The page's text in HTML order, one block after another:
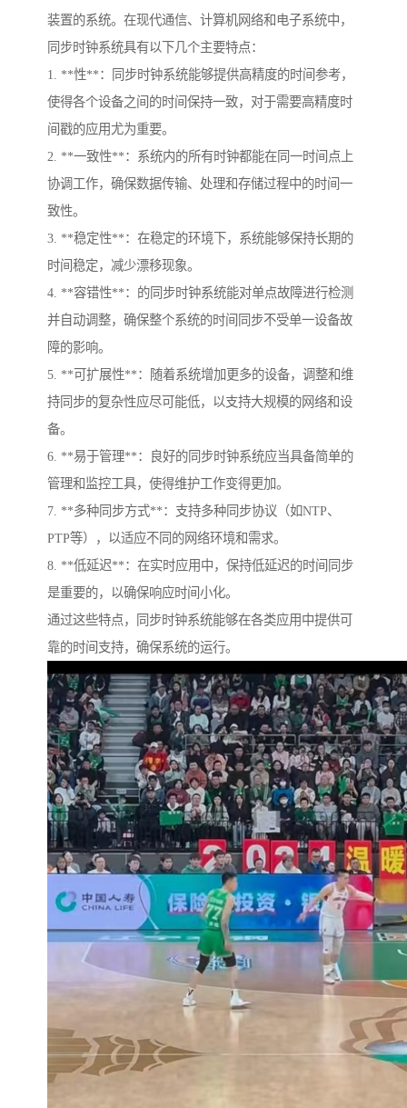
装置的系统。在现代通信、计算机网络和电子系统中，
同步时钟系统具有以下几个主要特点：
1. **性**：同步时钟系统能够提供高精度的时间参考，
使得各个设备之间的时间保持一致，对于需要高精度时
间戳的应用尤为重要。
2. **一致性**：系统内的所有时钟都能在同一时间点上
协调工作，确保数据传输、处理和存储过程中的时间一
致性。
3. **稳定性**：在稳定的环境下，系统能够保持长期的
时间稳定，减少漂移现象。
4. **容错性**：的同步时钟系统能对单点故障进行检测
并自动调整，确保整个系统的时间同步不受单一设备故
障的影响。
5. **可扩展性**：随着系统增加更多的设备，调整和维
持同步的复杂性应尽可能低，以支持大规模的网络和设
备。
6. **易于管理**：良好的同步时钟系统应当具备简单的
管理和监控工具，使得维护工作变得更加。
7. **多种同步方式**：支持多种同步协议（如NTP、
PTP等），以适应不同的网络环境和需求。
8. **低延迟**：在实时应用中，保持低延迟的时间同步
是重要的，以确保响应时间小化。
通过这些特点，同步时钟系统能够在各类应用中提供可
靠的时间支持，确保系统的运行。